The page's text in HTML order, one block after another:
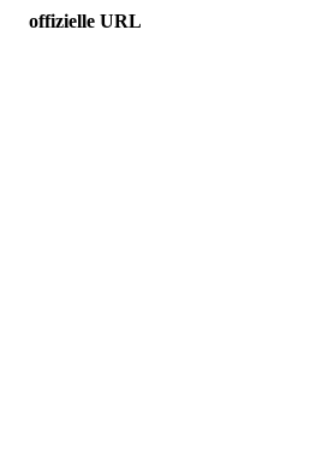
offizielle URL